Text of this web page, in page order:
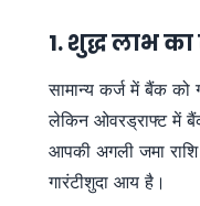
1. शुद्ध लाभ का
सामान्य कर्ज में बैंक
लेकिन ओवरड्राफ्ट में
आपकी अगली जमा
गारंटीशुदा आय है।